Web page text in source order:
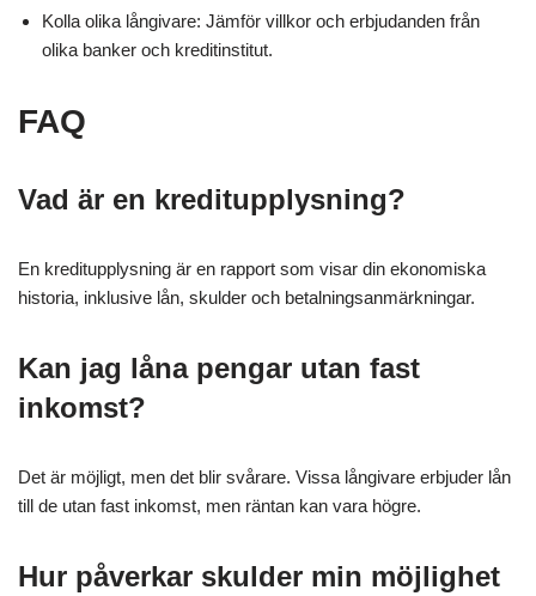
Kolla olika långivare: Jämför villkor och erbjudanden från
olika banker och kreditinstitut.
FAQ
Vad är en kreditupplysning?
En kreditupplysning är en rapport som visar din ekonomiska
historia, inklusive lån, skulder och betalningsanmärkningar.
Kan jag låna pengar utan fast
inkomst?
Det är möjligt, men det blir svårare. Vissa långivare erbjuder lån
till de utan fast inkomst, men räntan kan vara högre.
Hur påverkar skulder min möjlighet